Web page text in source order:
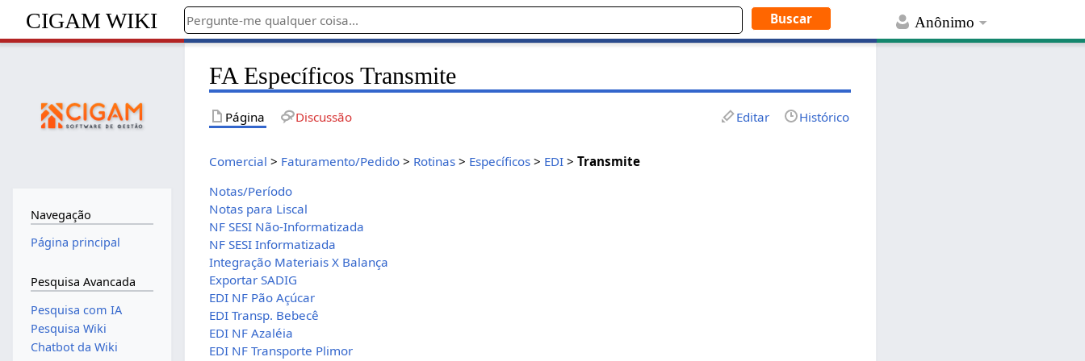
Anônimo
CIGAM WIKI
FA Específicos Transmite
Página Discussão Editar Histórico
Comercial > Faturamento/Pedido > Rotinas > Específicos > EDI >Transmite
Notas/Período
Notas para Liscal
NF SESI Não-Informatizada
NF SESI Informatizada
Integração Materiais X Balança
Exportar SADIG
EDI NF Pão Açúcar
EDI Transp. Bebecê
EDI NF Azaléia
EDI NF Transporte Plimor
Navegação
Página principal
Pesquisa Avancada
Pesquisa com IA
Pesquisa Wiki
Chatbot da Wiki